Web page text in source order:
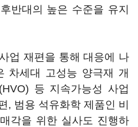
반대의 높은 수준을 유지
업 재편을 통해 대응에 나
차세대 고성능 양극재 개
등 지속가능성 사업
, 범용 석유화학 제품인 비
각을 위한 실사도 진행하